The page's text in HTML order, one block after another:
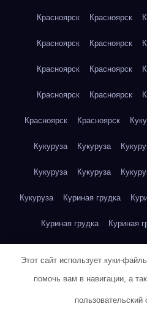
Красноярск Красноярск
Красноярск Красноярск
Красноярск Красноярск
Красноярск Красноярск
Красноярск Красноярск
Кукуруза Кукуруза
Кукуруза Кукуруза
Кукуруза Куриная грудка
Куриная грудка Куриная
Куриная грудка Куриная
Куриная грудка Куриная
Этот сайт использует куки-
помочь вам в навигации, а
пользовательский